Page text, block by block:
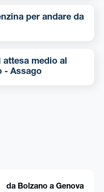
per andare da
attesa medio al
- Assago
da Bolzano a Genova